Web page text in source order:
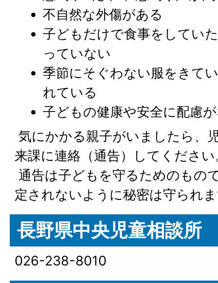
不自然な外傷がある
子どもだけで食事をしてい
っていない
季節にそぐわない服をきて
れている
子どもの健康や安全に配慮
気にかかる親子がいましたら、
来課に連絡（通告）してください
通告は子どもを守るためのもの
定されないように秘密は守られ
長野県中央児童相談所
026-238-8010